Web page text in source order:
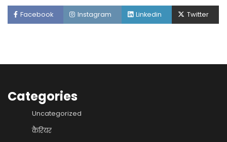
Facebook Instagram Linkedin Twitter
Categories
Uncategorized
कैरियर